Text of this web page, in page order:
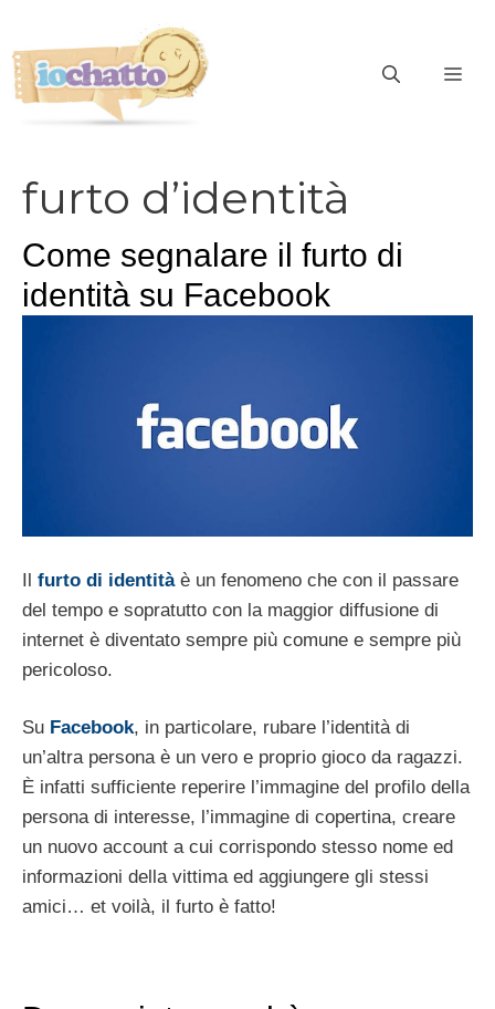
contenuto
furto d’identità
Come segnalare il furto di
identità su Facebook
Il furto di identitàè un fenomeno che con il passare
del tempo e sopratutto con la maggior diffusione di
internet è diventato sempre più comune e sempre più
pericoloso.
Su Facebook, in particolare, rubare l’identità di
un’altra persona è un vero e proprio gioco da ragazzi.
È infatti sufficiente reperire l’immagine del profilo della
persona di interesse, l’immagine di copertina, creare
un nuovo account a cui corrispondo stesso nome ed
informazioni della vittima ed aggiungere gli stessi
amici… et voilà, il furto è fatto!